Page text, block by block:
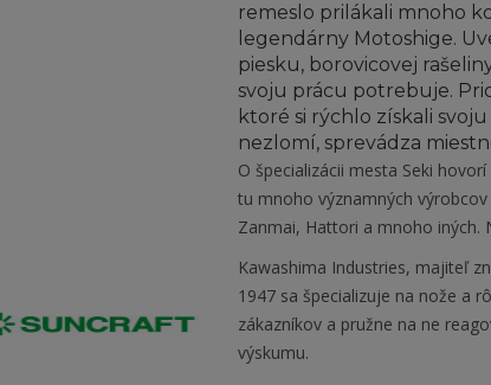
remeslo prilákali mnoho
legendárny Motoshige.
piesku, borovicovej
svoju prácu potrebuje.
ktoré si rýchlo získali
nezlomí, sprevádza
O špecializácii mesta Seki
tu mnoho významných
Zanmai, Hattori a mnoho iných.
Kawashima Industries, majiteľ
1947 sa špecializuje na nože a
zákazníkov a pružne na ne
výskumu.